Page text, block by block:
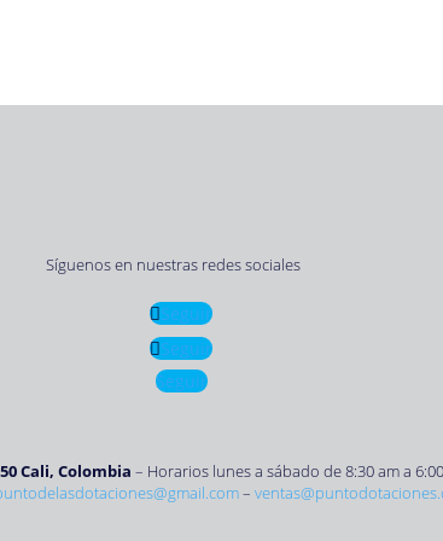
Síguenos en nuestras redes sociales
Seguir
Seguir
Seguir
Cali, Colombia – Horarios lunes a sábado de 8:30 am a
–